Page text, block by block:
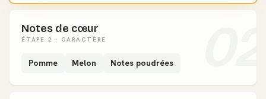
Notes de cœur
ÉTAPE 2 · CARACTÈRE
Pomme Melon Notes poudrées